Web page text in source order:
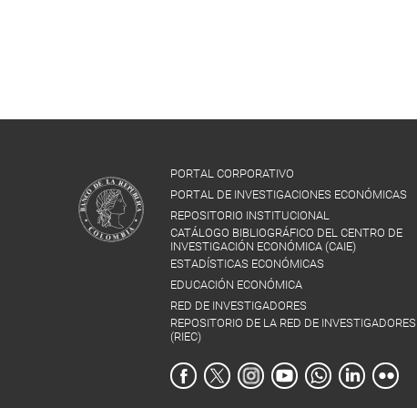
PORTAL CORPORATIVO
PORTAL DE INVESTIGACIONES ECONÓMICAS
REPOSITORIO INSTITUCIONAL
CATÁLOGO BIBLIOGRÁFICO DEL CENTRO DE
INVESTIGACIÓN ECONÓMICA (CAIE)
ESTADÍSTICAS ECONÓMICAS
EDUCACIÓN ECONÓMICA
RED DE INVESTIGADORES
REPOSITORIO DE LA RED DE INVESTIGADORES
(RIEC)